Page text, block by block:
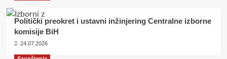
Politički preokret i ustavni inžinjering Centralne izborne
komisije BiH
24.07.2026